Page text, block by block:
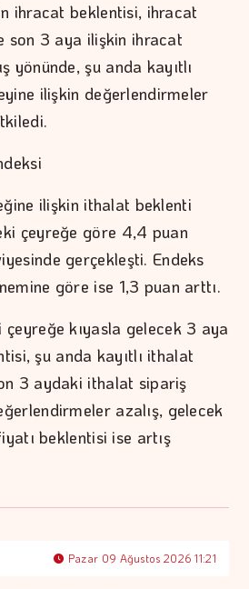
ihracat beklentisi, ihracat
son 3 aya ilişkin ihracat
yönünde, şu anda kayıtlı
ilişkin değerlendirmeler
ilişkin ithalat beklenti
çeyreğe göre 4,4 puan
gerçekleşti. Endeks
göre ise 1,3 puan arttı.
çeyreğe kıyasla gelecek 3 aya
şu anda kayıtlı ithalat
3 aydaki ithalat sipariş
azalış, gelecek
beklentisi ise artış
Pazar 09 Ağustos 2026 11:21